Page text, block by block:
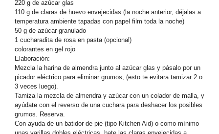
220 g de azúcar glas
110 g de claras de huevo envejecidas (la noche anterior, déjalas a
temperatura ambiente tapadas con papel film toda la noche)
50 g de azúcar granulado
1 cucharadita de rosa en pasta (opcional)
colorantes en gel rojo
Elaboración:
Mezcla la harina de almendra junto al azúcar glas y pásalo por un
picador eléctrico para eliminar grumos, (esto te evitara tamizar 2 o
3 veces luego).
Tamiza la mezcla de almendra y azúcar con un colador de malla, y
ayúdate con el reverso de una cuchara para deshacer los posibles
grumos. Reserva.
Con ayuda de un batidor de pie (tipo Kitchen Aid) o como mínimo